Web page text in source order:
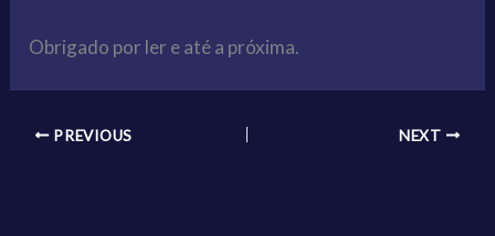
Obrigado por ler e até a próxima.
PREVIOUS NEXT